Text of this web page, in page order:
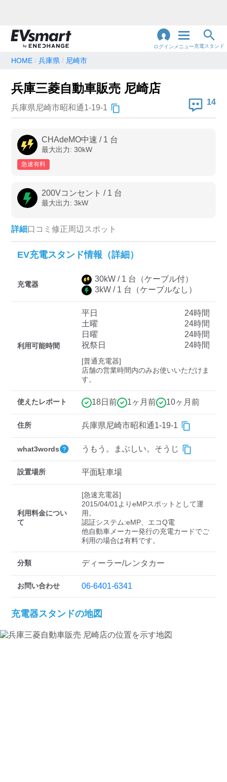
ログイン メニュー充電スタンド
地名・観光スポット・住所で検索
充電器の種類
急速充電器のみ表示
高速道路上のみ表示
認証システム
EV充電エネチェンジ
三菱ディーラーを表示
日産ディーラーを表示
中速-20kW-以上
検索する
HOME 兵庫県 尼崎市
兵庫三菱自動車販売 尼崎店
兵庫県尼崎市昭和通1-19-1
14
CHAdeMO中速 / 1 台
最大出力: 30kW
急速有料
200Vコンセント / 1 台
最大出力: 3kW
詳細口コミ 修正周辺スポット
EV充電スタンド情報（詳細）
充電器
30kW / 1 台
（ケーブル付）
3kW / 1 台 （ケーブルなし）
利用可能時間
平日
24時間
土曜
24時間
日曜
24時間
祝祭日
24時間
[普通充電器]
店舗の営業時間内のみお使いいただけま
す。
使えたレポート 18日前 1ヶ月前 10ヶ月前
住所 兵庫県尼崎市昭和通1-19-1
what3words うもう。まぶしい。そうじ
設置場所 平面駐車場
利用料金につい
て
[急速充電器]
2015/04/01よりeMPスポットとして運
用。
認証システム:eMP、エコQ電
他自動車メーカー発行の充電カードでご
分類 ディーラー/レンタカー
お問い合わせ 06-6401-6341
充電器スタンドの地図